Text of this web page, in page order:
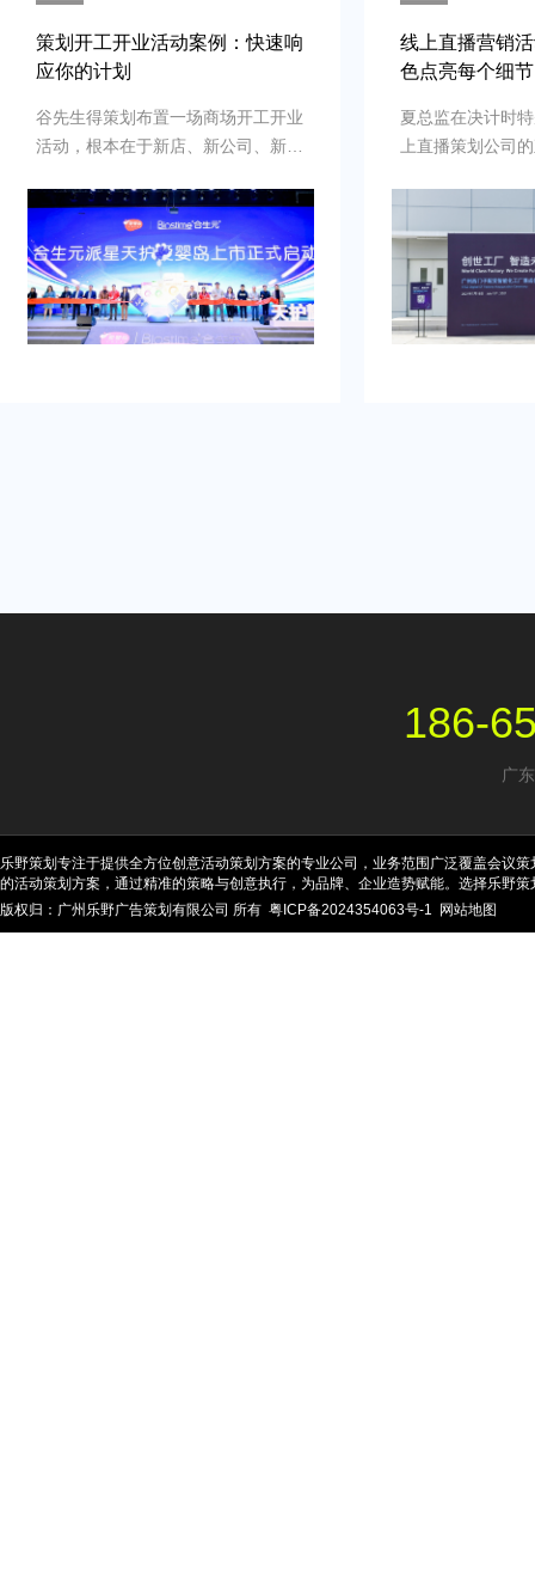
策划开工开业活动案例：快速响
应你的计划
谷先生得策划布置一场商场开工开业
活动，根本在于新店、新公司、新品
并营造良好的品牌形象。再者得做
到：增加曝光度，吸引目标消费群
体，提高知名度，通过活动推动初期
销售。可是鉴于不具备充足的渠道和
资源进行大规模的市场推广。需要专
业的策划和执行来吸引目标人群，创
线上直播营销
色点亮每个细节
夏总监在决计时
上直播策划公司
畅、观众参与符
有担心策划公司
经验不足，影响
需得慎重决计。
186-
广
乐野策划专注于提供全方位创意活动策划方案的专业公司，业务范围广泛覆盖会议
的活动策划方案，通过精准的策略与创意执行，为品牌、企业造势赋能。选择乐野
版权归：广州乐野广告策划有限公司 所有 粤ICP备2024354063号-1 网站地图